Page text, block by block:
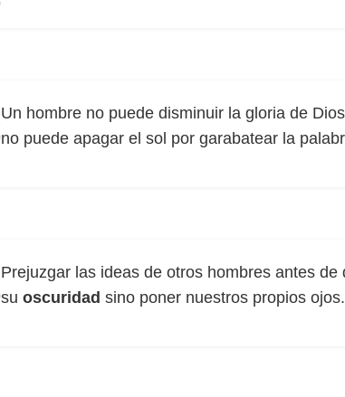
Un hombre no puede disminuir la gloria de
no puede apagar el sol por garabatear la
Prejuzgar las ideas de otros hombres antes
su oscuridad sino poner nuestros propios ojos.